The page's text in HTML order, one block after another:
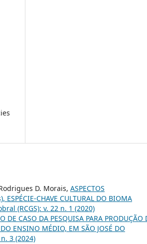
D. Morais, ASPECTOS
CHAVE CULTURAL DO BIOMA
(RCGS): v. 22 n. 1 (2020)
DE CASO DA PESQUISA PARA PRODUÇÃO
ENSINO MÉDIO, EM SÃO JOSÉ DO
3 (2024)